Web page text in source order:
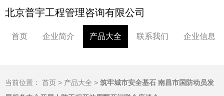
北京普宇工程管理咨询有限公司
首页 企业简介 产品大全 联系我们 企业信息
当前位置： 首页 > 产品大全 > 筑牢城市安全基石 南昌市国防动员发